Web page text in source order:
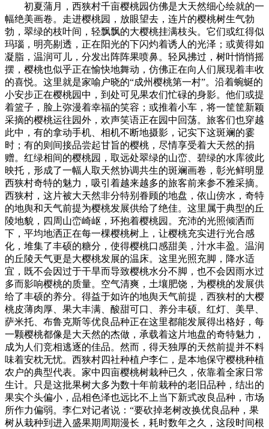
初夏蒲月，西狭村千亩樱桃园仿佛是大天然细心绘就的一
幅绝美画卷。走进樱桃园，放眼望去，连片的樱桃树生气勃
勃，翠绿的枝叶间，轻飘飘的大樱桃挂满枝头。它们或红得似
玛瑙，明亮剔透，正在阳光的下闪灼着诱人的光泽；或黄得如
凝脂，温润可儿，分发出阵阵果喷鼻。轻风拂过，树叶悄悄摇
摆，樱桃也似乎正在愉快地舞动，仿佛正在向人们展现着丰收
的喜悦。这里就是家喻户晓的“成州樱桃第一村”。沿着蜿蜒的
小安步正在樱桃园中，到处可见果农们忙碌的身影。他们或提
着篮子，脸上弥漫着幸福的笑容；或推着小车，将一筐筐新颖
采摘的樱桃运往园外，欢声笑语正在园中回荡。旅客们也穿越
此中，有的拿动手机、相机不断地摄影，记实下这斑斓的霎
时；有的则间接品尝起甘旨的樱桃，尽情享受着大天然的捐
赠。红绿相间的樱桃园，取远处翠绿的山峦、碧绿的水库彼此
映托，形成了一幅人取天然协调共生的斑斓画卷，彰光鲜明显
西狭村奇特的魅力，吸引着越来越多的旅客前来参不雅采摘。
西狭村，这片被大天然非分特别眷顾的地盘，依山傍水，奇特
的地舆和天气前提为樱桃发展供给了绝佳。这里属于典型的丘
陵地貌，四周山峦崎岖，环抱着樱桃园。充沛的光照倾洒而
下，平均地洒正在每一棵樱桃树上，让樱桃充实进行光合感
化，堆集了丰硕的糖分，使得樱桃口感甜美，汁水丰盈。温润
的丘陵天气更是大樱桃发展的温床。这里光照充脚，降水适
宜，既不会因过于干旱而导致樱桃水分不脚，也不会因雨水过
多而影响樱桃的质量。空气清爽，土壤肥饶，为樱桃的发展供
给了丰硕的养分。得益于如许的地舆天气前提，西狭村的大樱
桃皮薄肉厚、果大丰满、酸甜可口、养分丰硕。红灯、美早、
萨米托、布鲁克斯等优良品种正在这里都能发展得出格好，每
一颗樱桃都像是大天然的杰做，承载着这片地盘的奇特魅力，
成为人们竞相逃逐的佳品。然而，得天独厚的天然前提并不料
味着安枕无忧。西狭村四社种植户李仁，是本地保守樱桃种植
农户的典型代表。家中四亩樱桃树栽种已久，依靠着全家日常
生计。只是这批果树大多为数十年前栽种的老旧品种，结出的
果实个头偏小，品相色泽也远比不上当下新式改良品种，市场
所作力偏弱。李仁对记者说：“要砍掉老树改换优良品种，果
树从栽种到进入盛果期周期漫长，耗时数年之久，这段时间根